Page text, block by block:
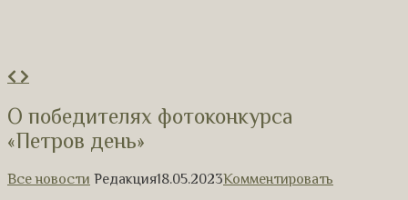
О победителях фотоконкурса
«Петров день»
Все новости Редакция18.05.2023Комментировать